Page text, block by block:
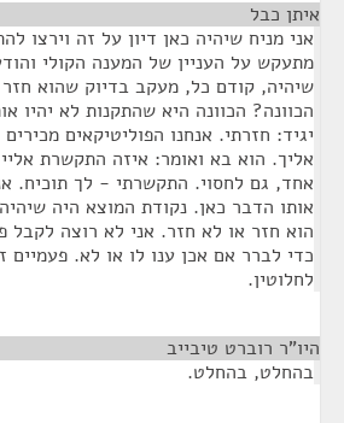
איתן כבל
אני מניח שיהיה כאן דיון על זה וירצו
מתעקש על העניין של המענה הקולי
שיהיה, קודם כל, מעקב בדיוק שהוא
הכוונה? הכוונה היא שהתקנות לא יהיו
יגיד: חזרתי. אנחנו הפוליטיקאים
אליך. הוא בא ואומר: איזה התקשרת
אחד, גם לחסוי. התקשרתי - לך תוכיח.
אותו הדבר כאן. נקודת המוצא היה
הוא חזר או לא חזר. אני לא רוצה לקבל
כדי לברר אם אכן ענו לו או לא. פעמיים
לחלוטין.
היו"ר רוברט טיבייב
בהחלט, בהחלט.